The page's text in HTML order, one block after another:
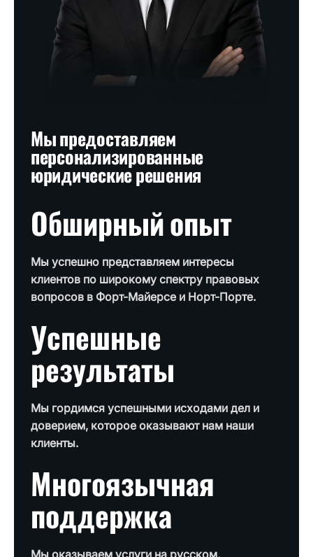
Мы предоставляем
персонализированные
юридические решения
Обширный опыт
Мы успешно представляем интересы
клиентов по широкому спектру правовых
вопросов в Форт-Майерсе и Норт-Порте.
Успешные
результаты
Мы гордимся успешными исходами дел и
доверием, которое оказывают нам наши
клиенты.
Многоязычная
поддержка